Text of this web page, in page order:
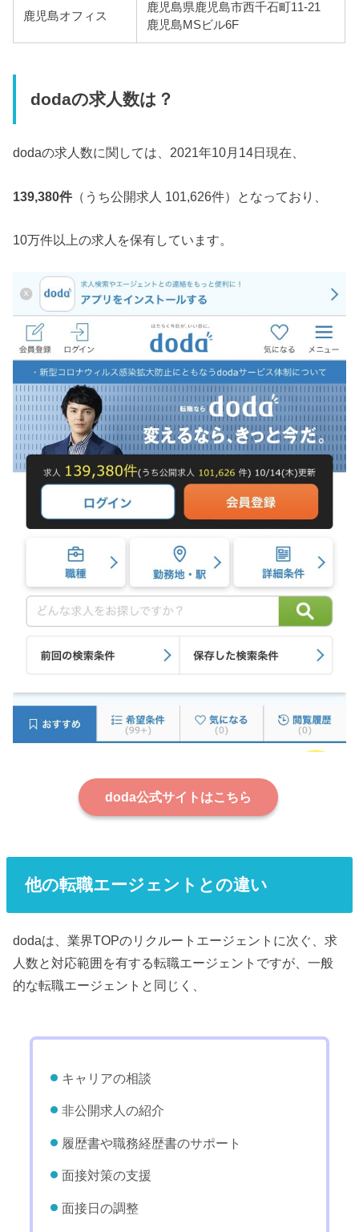
鹿児島オフィス
鹿児島県鹿児島市西千石町11-21
鹿児島MSビル6F
dodaの求人数は？
dodaの求人数に関しては、2021年10月14日現在、
139,380件（うち公開求人 101,626件）となっており、
10万件以上の求人を保有しています。
doda公式サイトはこちら
他の転職エージェントとの違い
dodaは、業界TOPのリクルートエージェントに次ぐ、求
人数と対応範囲を有する転職エージェントですが、一般
的な転職エージェントと同じく、
キャリアの相談
非公開求人の紹介
履歴書や職務経歴書のサポート
面接対策の支援
面接日の調整